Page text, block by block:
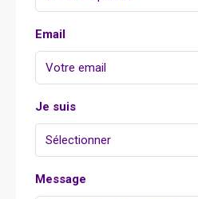
Email
Je suis
Sélectionner
Message